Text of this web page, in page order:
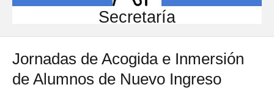
INVESTIGACIÓN
INTERNACIONAL
Directorio FCCE
Secretaría
Jornadas de Acogida e Inmersión
de Alumnos de Nuevo Ingreso